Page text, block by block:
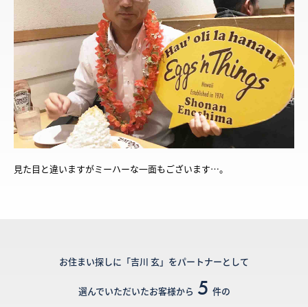
見た目と違いますがミーハーな一面もございます…。
お住まい探しに「吉川 玄」をパートナーとして
選んでいただいたお客様から 5 件の